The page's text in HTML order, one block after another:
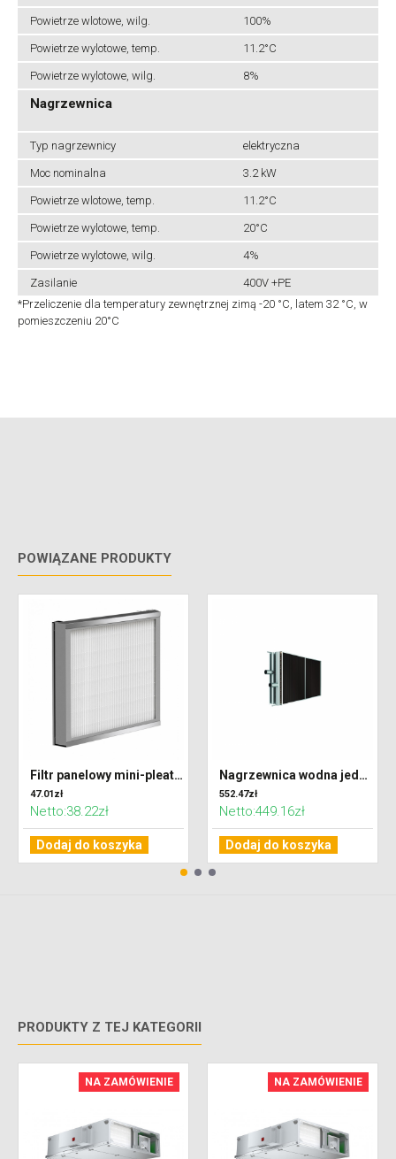
Powietrze wlotowe, wilg. 100%
Powietrze wylotowe, temp. 11.2°C
Powietrze wylotowe, wilg. 8%
Nagrzewnica
Typ nagrzewnicy elektryczna
Moc nominalna 3.2 kW
Powietrze wlotowe, temp. 11.2°C
Powietrze wylotowe, temp. 20°C
Powietrze wylotowe, wilg. 4%
Zasilanie
400V +PE
*Przeliczenie dla temperatury zewnętrznej zimą -20 °C, latem 32 °C, w
pomieszczeniu 20°C
POWIĄZANE PRODUKTY
Filtr panelowy mini-pleat 332 x 320 x 48 klasa F7 (ePM2,5)
47.01zł
Netto:38.22zł
Dodaj do koszyka
Nagrzewnica wodna jednorzędowa do centrali VENTUS VVS021
552.47zł
Netto:449.16zł
Dodaj do koszyka
PRODUKTY Z TEJ KATEGORII
NA ZAMÓWIENIE NA ZAMÓWIENIE